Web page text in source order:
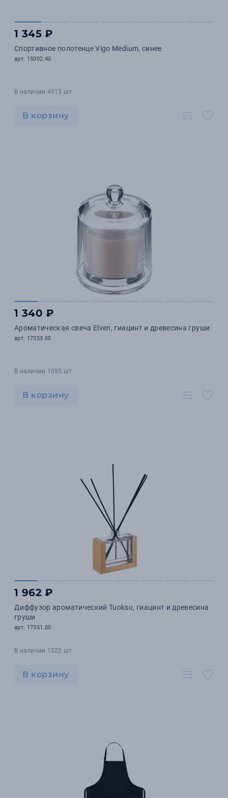
1 345 ₽
Спортивное полотенце Vigo Medium, синее
арт. 15002.40
В наличии 4915 шт.
В корзину
1 340 ₽
Ароматическая свеча Elven, гиацинт и древесина груши
арт. 17353.00
В наличии 1095 шт.
В корзину
1 962 ₽
Диффузор ароматический Tuoksu, гиацинт и древесина
груши
арт. 17351.00
В наличии 1522 шт.
В корзину